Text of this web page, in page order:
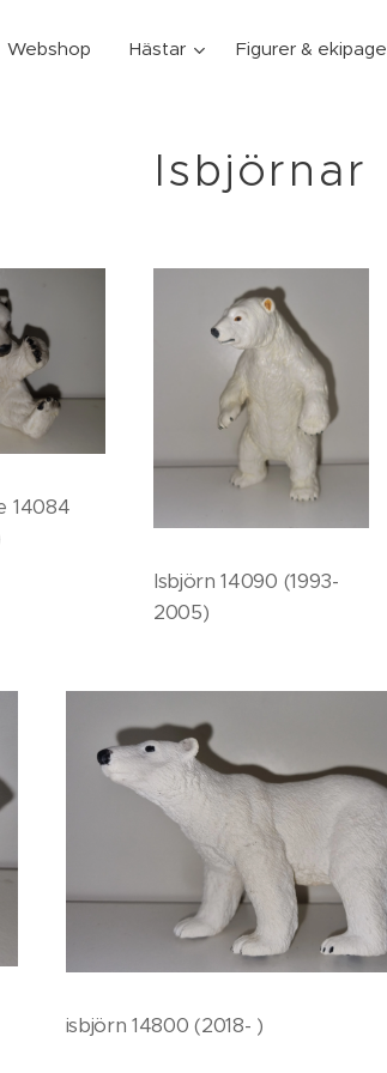
Webshop Hästar Figurer & ekipage
Isbjörnar
14084
Isbjörn 14090 (1993-
2005)
isbjörn 14800 (2018- )